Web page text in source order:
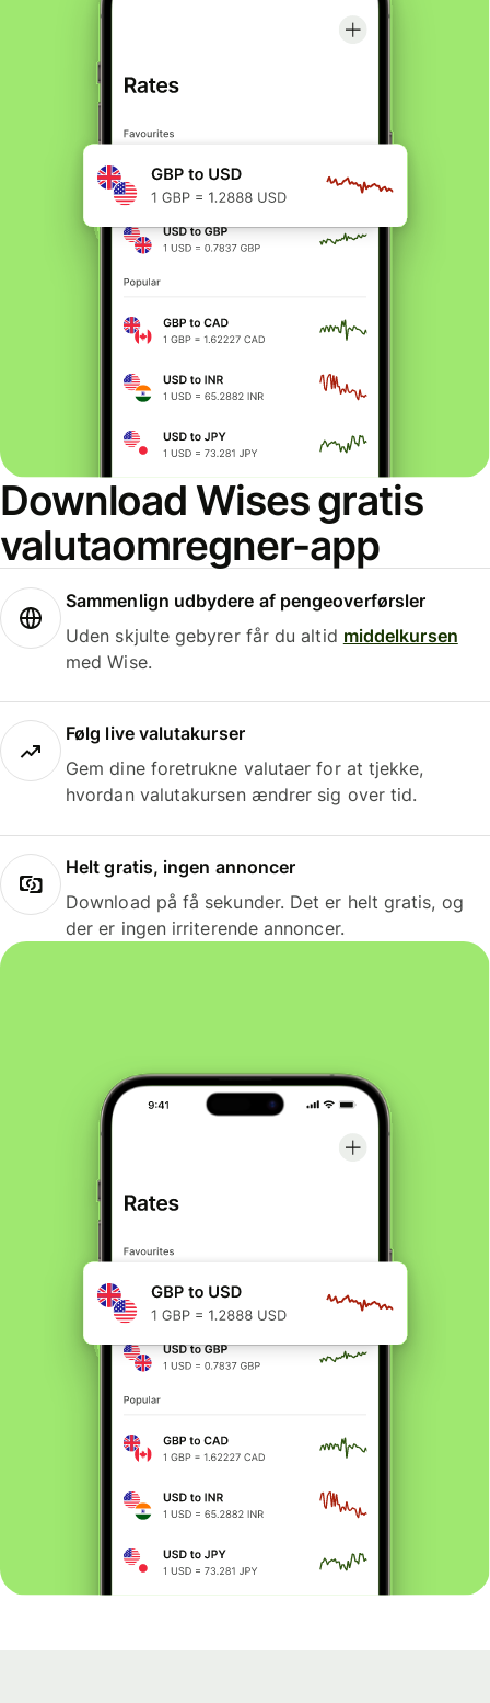
Download Wises gratis
valutaomregner-app
Sammenlign udbydere af pengeoverførsler
Uden skjulte gebyrer får du altid middelkursen
med Wise.
Følg live valutakurser
Gem dine foretrukne valutaer for at tjekke,
hvordan valutakursen ændrer sig over tid.
Helt gratis, ingen annoncer
Download på få sekunder. Det er helt gratis, og
der er ingen irriterende annoncer.